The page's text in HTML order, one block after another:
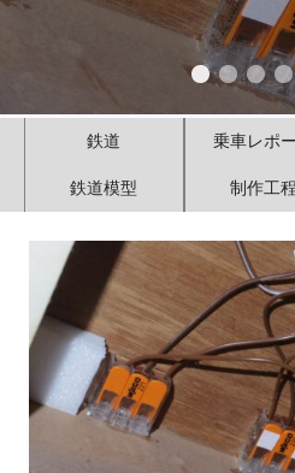
鉄道 乗車レポ
鉄道模型
制作工